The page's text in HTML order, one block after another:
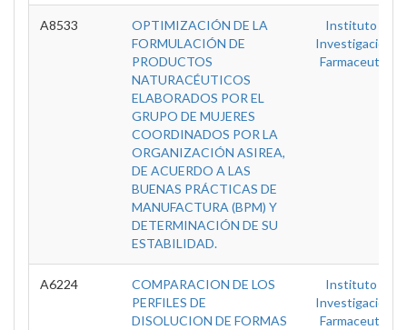
A8533
OPTIMIZACIÓN DE LA
FORMULACIÓN DE
PRODUCTOS
NATURACÉUTICOS
ELABORADOS POR EL
GRUPO DE MUJERES
COORDINADOS POR LA
ORGANIZACIÓN ASIREA,
DE ACUERDO A LAS
BUENAS PRÁCTICAS DE
MANUFACTURA (BPM) Y
DETERMINACIÓN DE SU
ESTABILIDAD.
Instituto De
Investigaciones
Farmaceuticas
A6224
COMPARACION DE LOS
PERFILES DE
DISOLUCION DE FORMAS
Instituto De
Investigaciones
Farmaceuticas